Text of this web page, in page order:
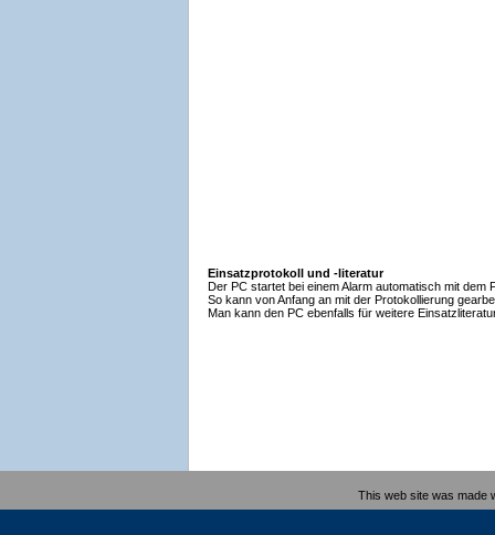
Einsatzprotokoll und -literatur
Der PC startet bei einem Alarm automatisch mit dem
So kann von Anfang an mit der Protokollierung
Man kann den PC ebenfalls für weitere
This web site was made